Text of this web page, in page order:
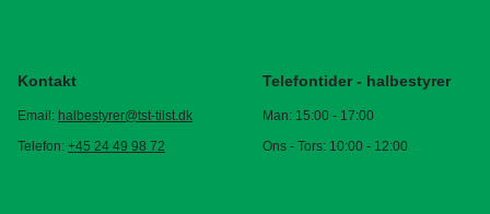
Kontakt
Email: halbestyrer@tst-tilst.dk
Telefon: +45 24 49 98 72
Telefontider - halbestyrer
Man: 15:00 - 17:00
Ons - Tors: 10:00 - 12:00